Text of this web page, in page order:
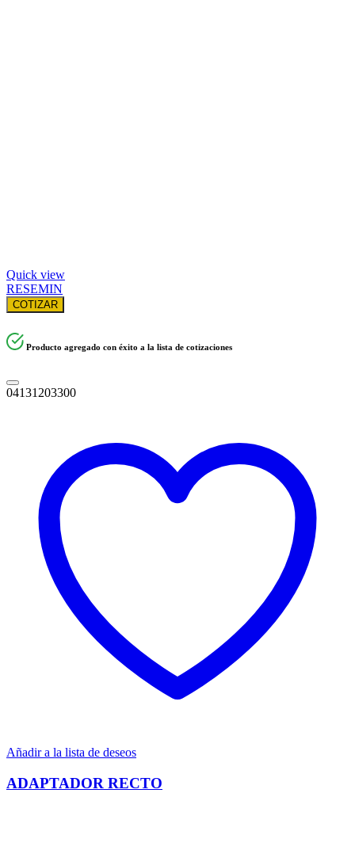
Quick view
RESEMIN
COTIZAR
Producto agregado con éxito a la lista de cotizaciones
04131203300
Añadir a la lista de deseos
ADAPTADOR RECTO